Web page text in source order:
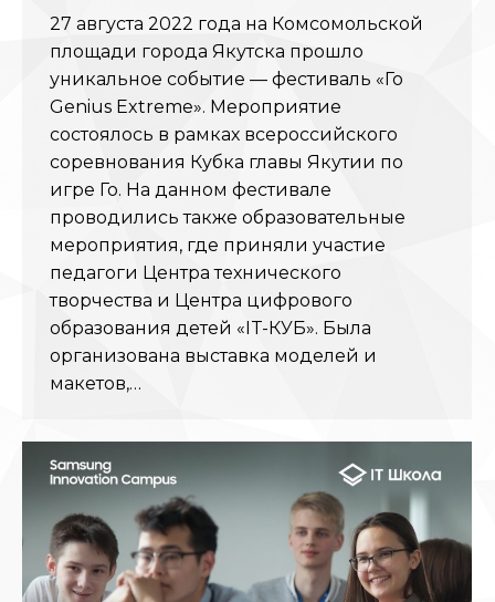
27 августа 2022 года на Комсомольской
площади города Якутска прошло
уникальное событие — фестиваль «Го
Genius Extreme». Мероприятие
состоялось в рамках всероссийского
соревнования Кубка главы Якутии по
игре Го. На данном фестивале
проводились также образовательные
мероприятия, где приняли участие
педагоги Центра технического
творчества и Центра цифрового
образования детей «IT-КУБ». Была
организована выставка моделей и
макетов,…